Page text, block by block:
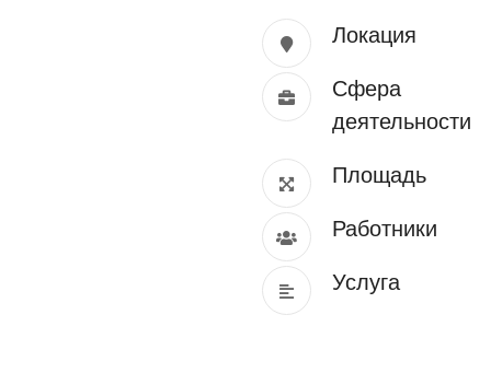
Локация
Сфера
деятельности
Площадь
Работники
Услуга